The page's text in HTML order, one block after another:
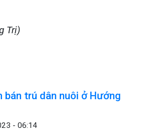
Trị)
bán trú dân nuôi ở Hướng
- 06:14